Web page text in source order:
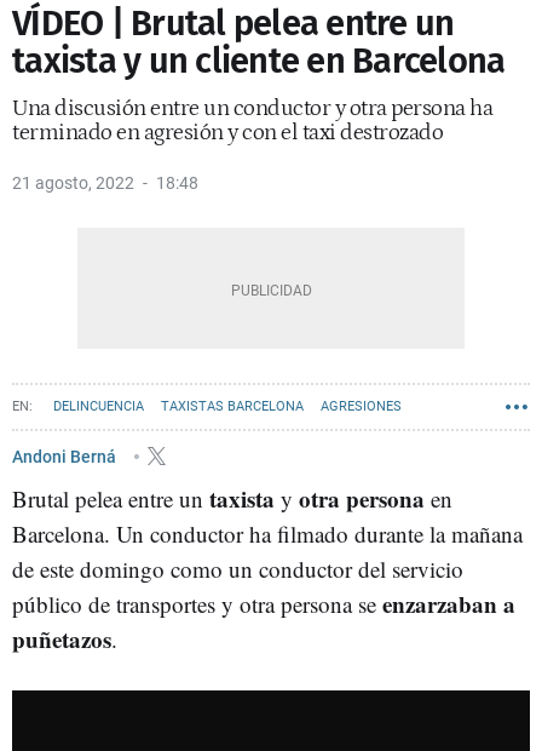
VÍDEO | Brutal pelea entre un
taxista y un cliente en Barcelona
Una discusión entre un conductor y otra persona ha
terminado en agresión y con el taxi destrozado
21 agosto, 2022 18:48
DELINCUENCIA TAXISTAS BARCELONA AGRESIONES
Andoni Berná
Brutal pelea entre un taxista y otra persona en
Barcelona. Un conductor ha filmado durante la mañana
de este domingo como un conductor del servicio
público de transportes y otra persona se enzarzaban a
puñetazos.